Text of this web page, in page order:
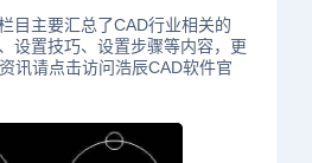
目主要汇总了CAD行业相关的
设置技巧、设置步骤等内容，更
讯请点击访问浩辰CAD软件官